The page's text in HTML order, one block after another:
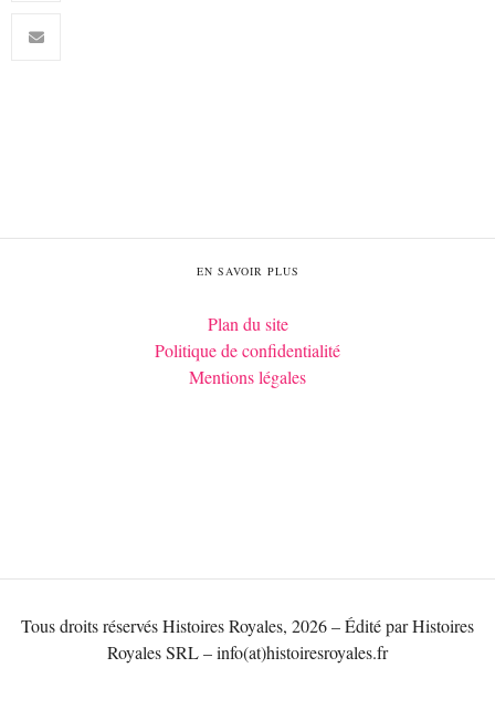
EN SAVOIR PLUS
Plan du site
Politique de confidentialité
Mentions légales
Tous droits réservés Histoires Royales, 2026 – Édité par Histoires
Royales SRL – info(at)histoiresroyales.fr